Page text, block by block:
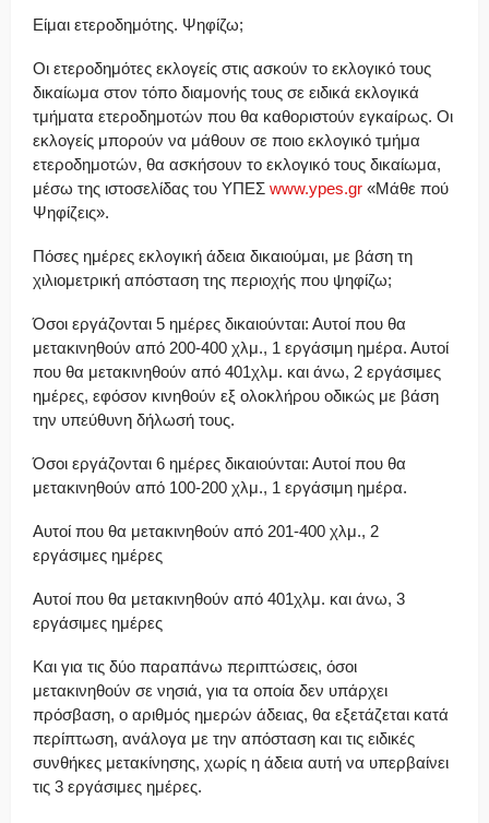
Είμαι ετεροδημότης. Ψηφίζω;
Οι ετεροδημότες εκλογείς στις ασκούν το εκλογικό τους
δικαίωμα στον τόπο διαμονής τους σε ειδικά εκλογικά
τμήματα ετεροδημοτών που θα καθοριστούν εγκαίρως. Οι
εκλογείς μπορούν να μάθουν σε ποιο εκλογικό τμήμα
ετεροδημοτών, θα ασκήσουν το εκλογικό τους δικαίωμα,
μέσω της ιστοσελίδας του ΥΠΕΣ www.ypes.gr «Μάθε πού
Ψηφίζεις».
Πόσες ημέρες εκλογική άδεια δικαιούμαι, με βάση τη
χιλιομετρική απόσταση της περιοχής που ψηφίζω;
Όσοι εργάζονται 5 ημέρες δικαιούνται: Αυτοί που θα
μετακινηθούν από 200-400 χλμ., 1 εργάσιμη ημέρα. Αυτοί
που θα μετακινηθούν από 401χλμ. και άνω, 2 εργάσιμες
ημέρες, εφόσον κινηθούν εξ ολοκλήρου οδικώς με βάση
την υπεύθυνη δήλωσή τους.
Όσοι εργάζονται 6 ημέρες δικαιούνται: Αυτοί που θα
μετακινηθούν από 100-200 χλμ., 1 εργάσιμη ημέρα.
Αυτοί που θα μετακινηθούν από 201-400 χλμ., 2
εργάσιμες ημέρες
Αυτοί που θα μετακινηθούν από 401χλμ. και άνω, 3
εργάσιμες ημέρες
Και για τις δύο παραπάνω περιπτώσεις, όσοι
μετακινηθούν σε νησιά, για τα οποία δεν υπάρχει
πρόσβαση, ο αριθμός ημερών άδειας, θα εξετάζεται κατά
περίπτωση, ανάλογα με την απόσταση και τις ειδικές
συνθήκες μετακίνησης, χωρίς η άδεια αυτή να υπερβαίνει
τις 3 εργάσιμες ημέρες.